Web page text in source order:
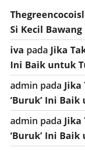
Si Kecil
iva pada Jika
Ini Baik untuk
admin pada
‘Buruk’ Ini
admin pada
‘Buruk’ Ini